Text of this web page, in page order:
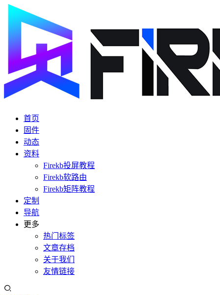
首页
固件
动态
资料
Firekb投屏教程
Firekb软路由
Firekb矩阵教程
定制
导航
更多
热门标签
文章存档
关于我们
友情链接